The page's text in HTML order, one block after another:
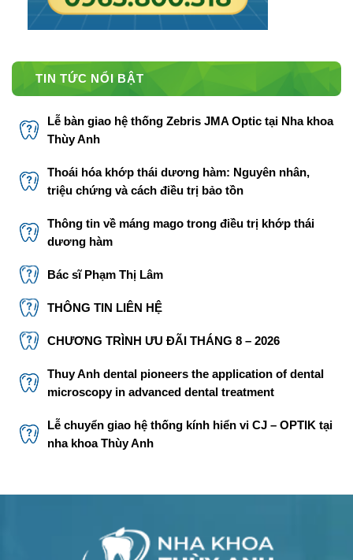
TIN TỨC NỔI BẬT
Lễ bàn giao hệ thống Zebris JMA Optic tại Nha khoa
Thùy Anh
Thoái hóa khớp thái dương hàm: Nguyên nhân,
triệu chứng và cách điều trị bảo tồn
Thông tin về máng mago trong điều trị khớp thái
dương hàm
Bác sĩ Phạm Thị Lâm
THÔNG TIN LIÊN HỆ
CHƯƠNG TRÌNH ƯU ĐÃI THÁNG 8 – 2026
Thuy Anh dental pioneers the application of dental
microscopy in advanced dental treatment
Lễ chuyển giao hệ thống kính hiển vi CJ – OPTIK tại
nha khoa Thùy Anh